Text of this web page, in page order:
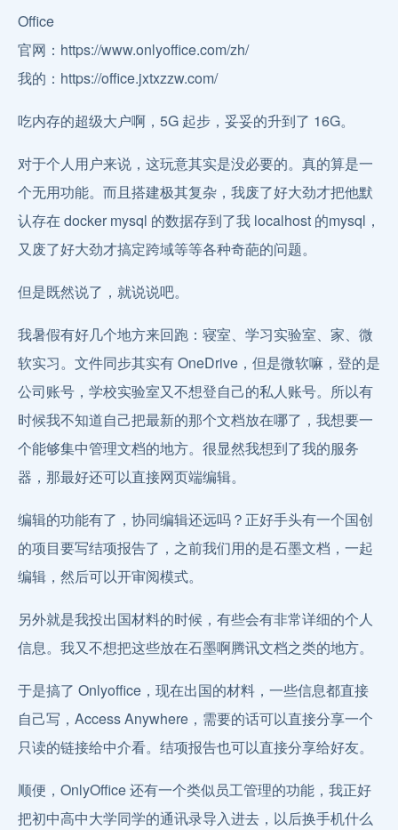
Office
官网：https://www.onlyoffice.com/zh/
我的：https://office.jxtxzzw.com/
吃内存的超级大户啊，5G 起步，妥妥的升到了 16G。
对于个人用户来说，这玩意其实是没必要的。真的算是一
个无用功能。而且搭建极其复杂，我废了好大劲才把他默
认存在 docker mysql 的数据存到了我 localhost 的mysql，
又废了好大劲才搞定跨域等等各种奇葩的问题。
但是既然说了，就说说吧。
我暑假有好几个地方来回跑：寝室、学习实验室、家、微
软实习。文件同步其实有 OneDrive，但是微软嘛，登的是
公司账号，学校实验室又不想登自己的私人账号。所以有
时候我不知道自己把最新的那个文档放在哪了，我想要一
个能够集中管理文档的地方。很显然我想到了我的服务
器，那最好还可以直接网页端编辑。
编辑的功能有了，协同编辑还远吗？正好手头有一个国创
的项目要写结项报告了，之前我们用的是石墨文档，一起
编辑，然后可以开审阅模式。
另外就是我投出国材料的时候，有些会有非常详细的个人
信息。我又不想把这些放在石墨啊腾讯文档之类的地方。
于是搞了 Onlyoffice，现在出国的材料，一些信息都直接
自己写，Access Anywhere，需要的话可以直接分享一个
只读的链接给中介看。结项报告也可以直接分享给好友。
顺便，OnlyOffice 还有一个类似员工管理的功能，我正好
把初中高中大学同学的通讯录导入进去，以后换手机什么